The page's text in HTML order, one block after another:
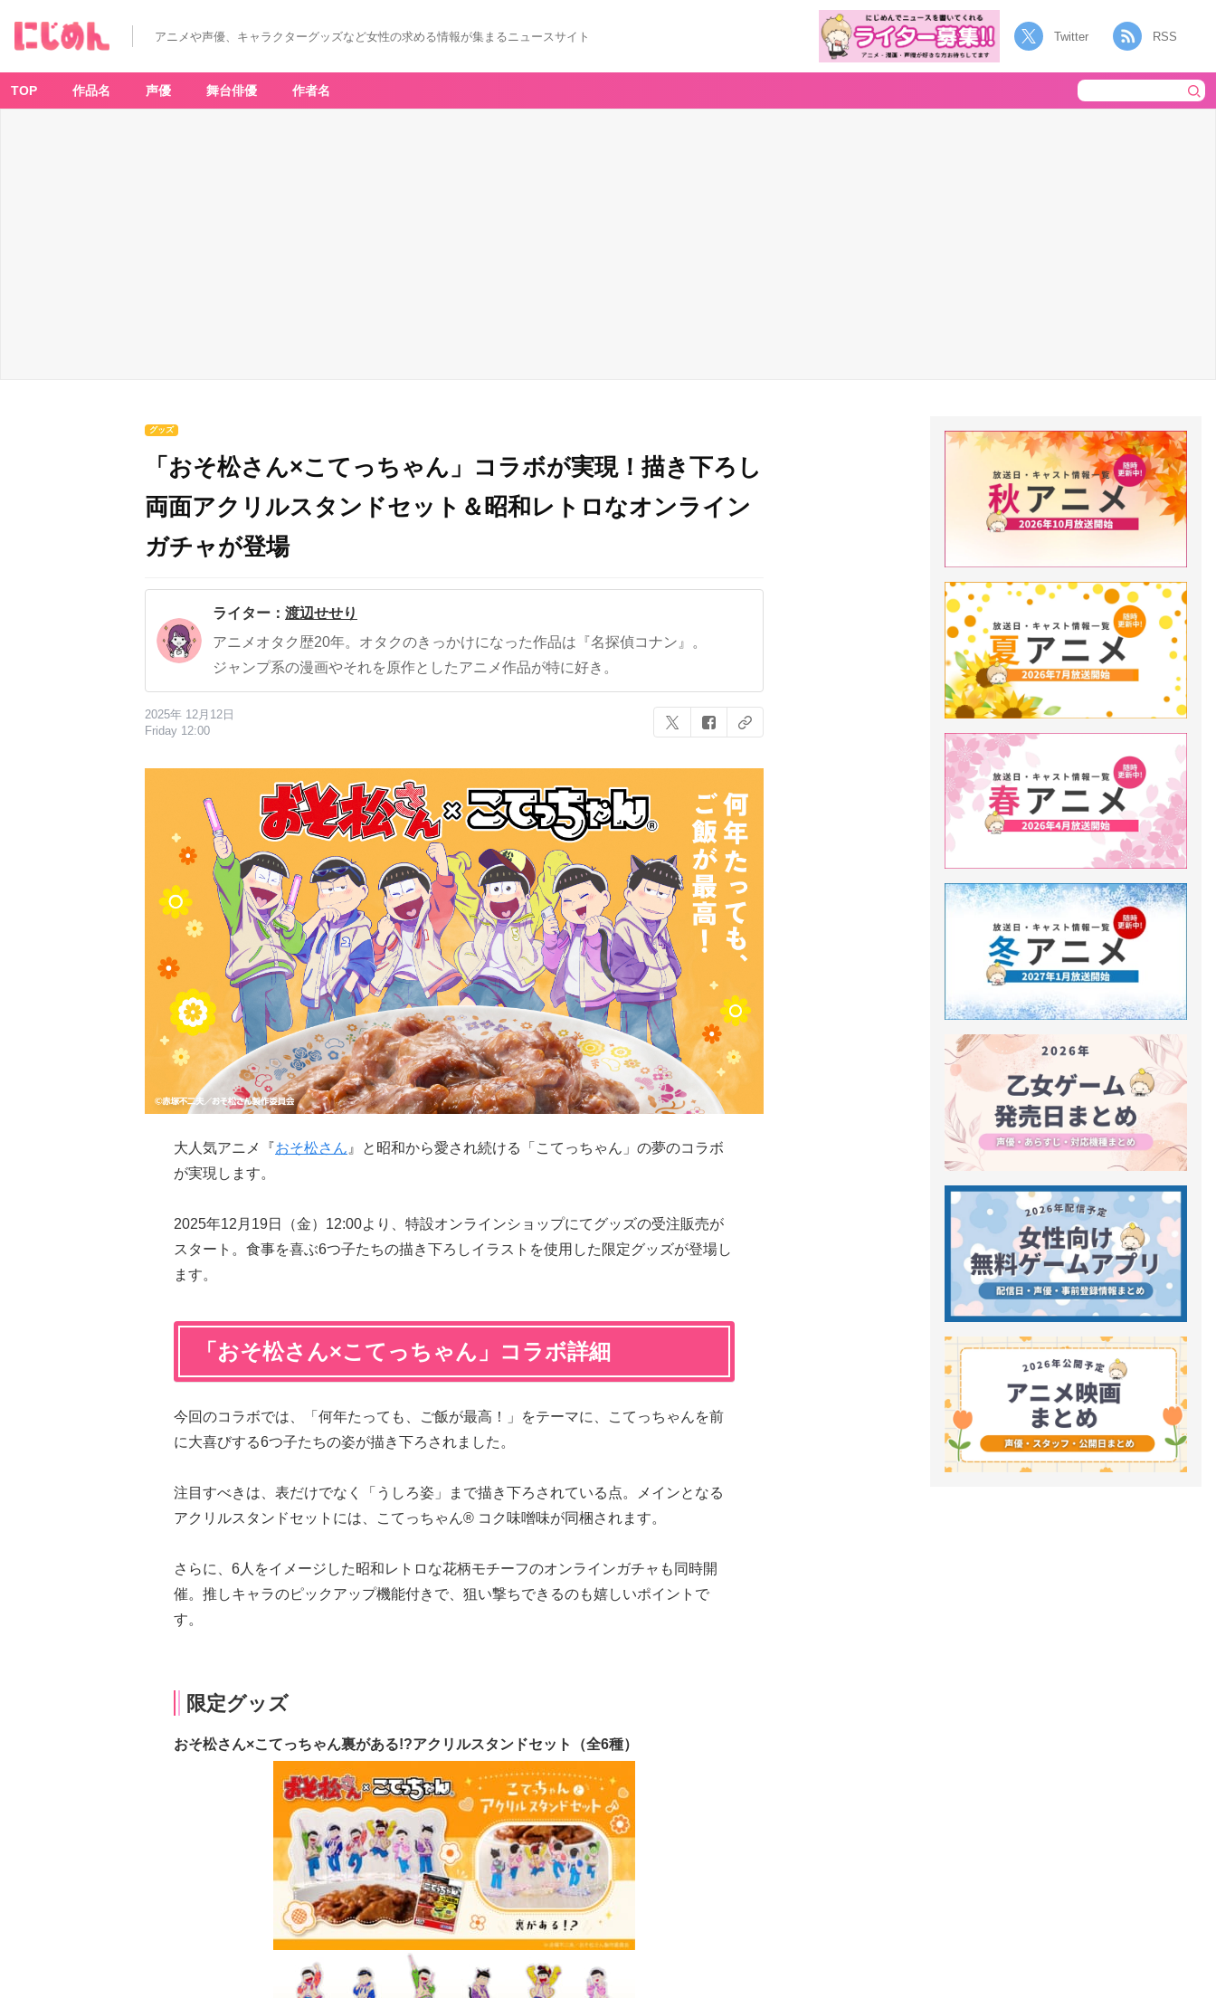
アニメや声優、キャラクターグッズなど女性の求める情報が集まるニュースサイト Twitter RSS
TOP 作品名 声優 舞台俳優 作者名
グッズ
「おそ松さん×こてっちゃん」コラボが実現！描き下ろし
両面アクリルスタンドセット＆昭和レトロなオンライン
ガチャが登場
ライター： 渡辺せせり
アニメオタク歴20年。オタクのきっかけになった作品は『名探偵コナン』。
ジャンプ系の漫画やそれを原作としたアニメ作品が特に好き。
2025年 12月12日
Friday 12:00
大人気アニメ『おそ松さん 』と昭和から愛され続ける「こてっちゃん」の夢のコラボ
が実現します。
2025年12月19日（金）12:00より、特設オンラインショップにてグッズの受注販売が
スタート。食事を喜ぶ6つ子たちの描き下ろしイラストを使用した限定グッズが登場し
ます。
「おそ松さん×こてっちゃん」コラボ詳細
今回のコラボでは、「何年たっても、ご飯が最高！」をテーマに、こてっちゃんを前
に大喜びする6つ子たちの姿が描き下ろされました。
注目すべきは、表だけでなく「うしろ姿」まで描き下ろされている点。メインとなる
アクリルスタンドセットには、こてっちゃん® コク味噌味が同梱されます。
さらに、6人をイメージした昭和レトロな花柄モチーフのオンラインガチャも同時開
催。推しキャラのピックアップ機能付きで、狙い撃ちできるのも嬉しいポイントで
す。
限定グッズ
おそ松さん×こてっちゃん裏がある!?アクリルスタンドセット（全6種）